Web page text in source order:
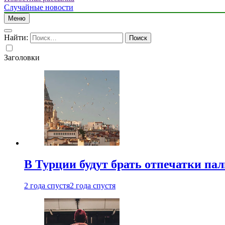
Случайные новости
Меню
Найти:
Заголовки
В Турции будут брать отпечатки
2 года спустя2 года спустя